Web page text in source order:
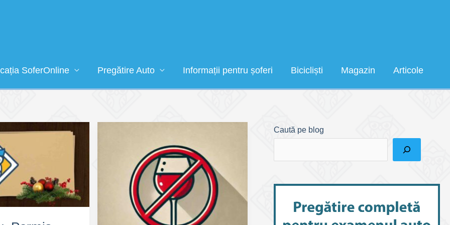
SoferOnline Pregătire Auto Informații pentru șoferi Bicicliști Magazin Articole
Caută pe blog